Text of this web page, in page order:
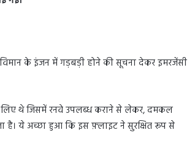
के इंजन में गड़बड़ी होने की सूचना देकर इमरजेंसी
थे जिसमें रनवे उपलब्ध कराने से लेकर, दमकल
है। ये अच्छा हुआ कि इस फ़्लाइट ने सुरक्षित रूप से